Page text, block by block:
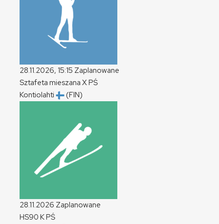
28.11.2026, 15:15 Zaplanowane
Sztafeta mieszana XPŚ
Kontiolahti
(FIN)
28.11.2026 Zaplanowane
HS90 KPŚ